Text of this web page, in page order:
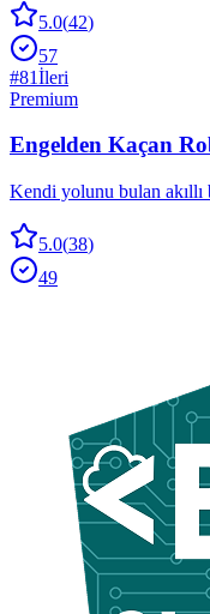
5.0(42)
57
#81İleri
Premium
Engelden Kaçan
Kendi yolunu bulan akıllı
5.0(38)
49